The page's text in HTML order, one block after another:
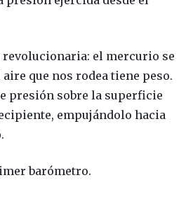
el mercurio se
que nos rodea tiene peso.
presión sobre la superficie
empujándolo hacia
barómetro.